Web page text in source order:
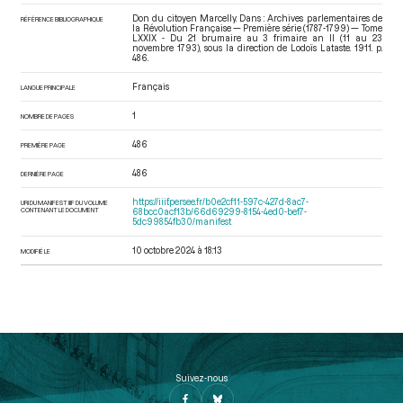
RÉFÉRENCE BIBLIOGRAPHIQUE
Don du citoyen Marcelly. Dans : Archives parlementaires de
la Révolution Française — Première série (1787-1799) — Tome
LXXIX - Du 21 brumaire au 3 frimaire an II (11 au 23
novembre 1793) , sous la direction de Lodoïs Lataste. 1911. p.
486.
LANGUE PRINCIPALE Français
NOMBRE DE PAGES 1
PREMIÈRE PAGE 486
DERNIÈRE PAGE 486
URI DU MANIFEST IIIF DU VOLUME
CONTENANT LE DOCUMENT
https://iiif.persee.fr/b0e2cf11-597c-427d-8ac7-
68bcc0acf13b/66d69299-8154-4ed0-bef7-
5dc99854fb30/manifest
MODIFIÉ LE 10 octobre 2024 à 18:13
Suivez-nous